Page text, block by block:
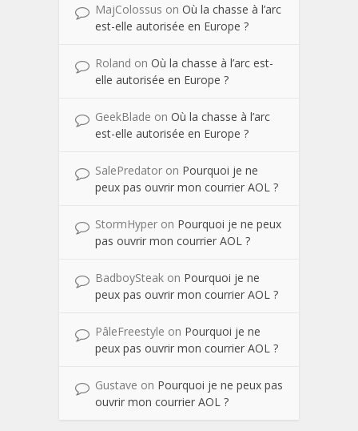
MajColossus on Où la chasse à l’arc
est-elle autorisée en Europe ?
Roland on Où la chasse à l’arc est-
elle autorisée en Europe ?
GeekBlade on Où la chasse à l’arc
est-elle autorisée en Europe ?
SalePredator on Pourquoi je ne
peux pas ouvrir mon courrier AOL ?
StormHyper on Pourquoi je ne peux
pas ouvrir mon courrier AOL ?
BadboySteak on Pourquoi je ne
peux pas ouvrir mon courrier AOL ?
PâleFreestyle on Pourquoi je ne
peux pas ouvrir mon courrier AOL ?
Gustave on Pourquoi je ne peux pas
ouvrir mon courrier AOL ?